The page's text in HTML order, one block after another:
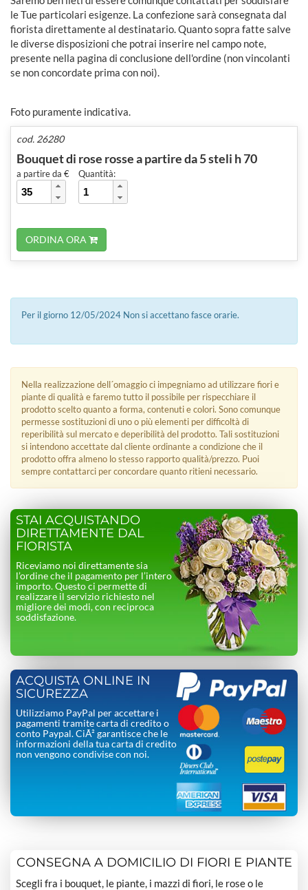
le Tue particolari esigenze. La confezione sarà consegnata dal
fiorista direttamente al destinatario. Quanto sopra fatte salve
le diverse disposizioni che potrai inserire nel campo note,
presente nella pagina di conclusione dell'ordine (non vincolanti
se non concordate prima con noi).
Foto puramente indicativa.
cod. 26280
Bouquet di rose rosse a partire da 5 steli h 70
a partire da € Quantità:
ORDINA ORA
Per il giorno 12/05/2024 Non si accettano fasce orarie.
Nella realizzazione dell´omaggio ci impegniamo ad utilizzare fiori e
piante di qualità e faremo tutto il possibile per rispecchiare il
prodotto scelto quanto a forma, contenuti e colori. Sono comunque
permesse sostituzioni di uno o più elementi per difficoltà di
reperibilità sul mercato e deperibilità del prodotto. Tali sostituzioni
si intendono accettate dal cliente ordinante a condizione che il
prodotto offra almeno lo stesso rapporto qualità/prezzo. Puoi
sempre contattarci per concordare quanto ritieni necessario.
STAI ACQUISTANDO
DIRETTAMENTE DAL
FIORISTA
Riceviamo noi direttamente sia
l’ordine che il pagamento per l’intero
importo. Questo ci permette di
realizzare il servizio richiesto nel
migliore dei modi, con reciproca
soddisfazione.
ACQUISTA ONLINE IN
SICUREZZA
Utilizziamo PayPal per accettare i
pagamenti tramite carta di credito o
conto Paypal. CiÃ² garantisce che le
informazioni della tua carta di credito
non vengono condivise con noi.
CONSEGNA A DOMICILIO DI FIORI E PIANTE
Scegli fra i bouquet, le piante, i mazzi di fiori, le rose o le